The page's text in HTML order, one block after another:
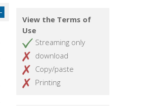
View the Terms of
Use
Streaming only
download
Copy/paste
Printing